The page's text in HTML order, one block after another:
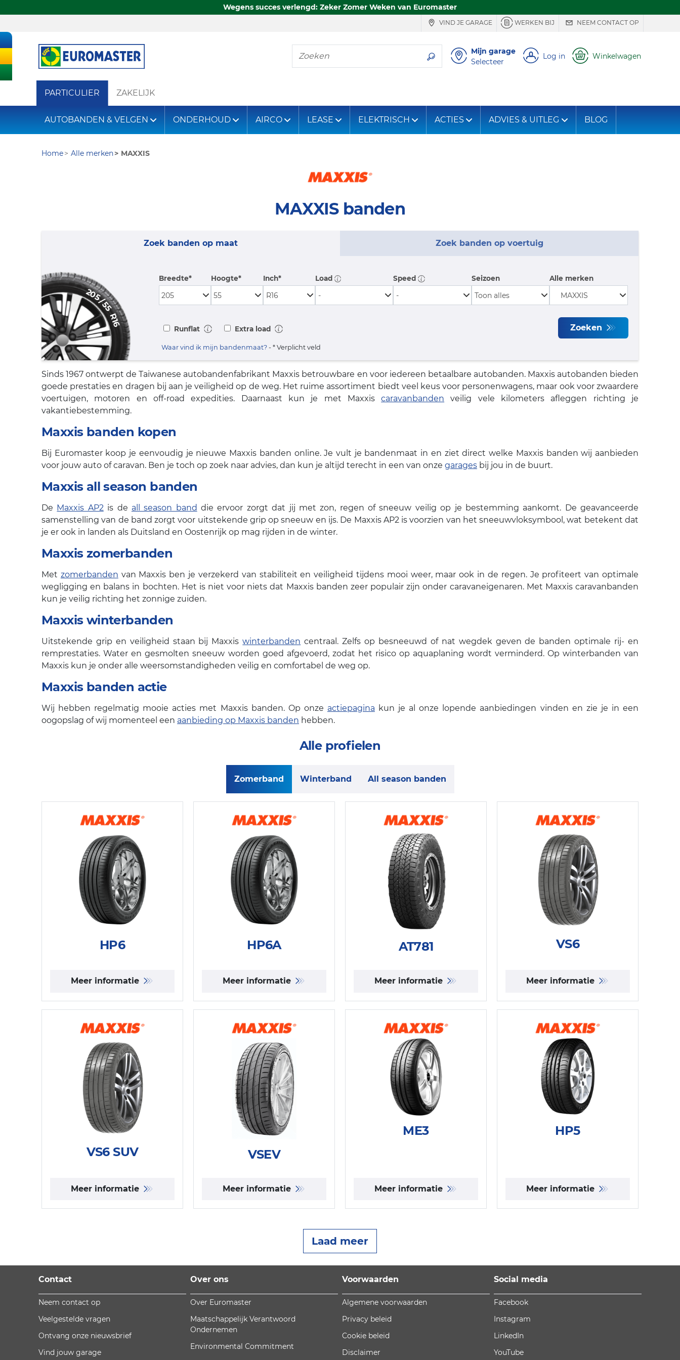
Wegens succes verlengd: Zeker Zomer Weken van Euromaster
VIND JE GARAGE WERKEN BIJ NEEM CONTACT OP
Zoeken
Mijn garage
Selecteer
Log in Winkelwagen
PARTICULIER ZAKELIJK
AUTOBANDEN & VELGEN ONDERHOUD AIRCO LEASE ELEKTRISCH ACTIES ADVIES & UITLEG BLOG
Home Alle merken MAXXIS
MAXXIS banden
Zoek banden op maat Zoek banden op voertuig
205/
55
R16
Breedte* Hoogte* Inch* Load Speed Seizoen Alle merken
Runflat Extra load Zoeken
Waar vind ik mijn bandenmaat? - * Verplicht veld
Sinds 1967 ontwerpt de Taiwanese autobandenfabrikant Maxxis betrouwbare en voor iedereen betaalbare autobanden. Maxxis autobanden bieden
goede prestaties en dragen bij aan je veiligheid op de weg. Het ruime assortiment biedt veel keus voor personenwagens, maar ook voor zwaardere
voertuigen, motoren en off-road expedities. Daarnaast kun je met Maxxiscaravanbanden veilig vele kilometers afleggen richting je
vakantiebestemming.
Maxxis banden kopen
Bij Euromaster koop je eenvoudig je nieuwe Maxxis banden online. Je vult je bandenmaat in en ziet direct welke Maxxis banden wij aanbieden
voor jouw auto of caravan. Ben je toch op zoek naar advies, dan kun je altijd terecht in een van onze garages bij jou in de buurt.
Maxxis all season banden
De Maxxis AP2is de all season band die ervoor zorgt dat jij met zon, regen of sneeuw veilig op je bestemming aankomt. De geavanceerde
samenstelling van de band zorgt voor uitstekende grip op sneeuw en ijs. De Maxxis AP2 is voorzien van het sneeuwvloksymbool, wat betekent dat
je er ook in landen als Duitsland en Oostenrijk op mag rijden in de winter.
Maxxis zomerbanden
Met zomerbanden van Maxxis ben je verzekerd van stabiliteit en veiligheid tijdens mooi weer, maar ook in de regen. Je profiteert van optimale
wegligging en balans in bochten. Het is niet voor niets dat Maxxis banden zeer populair zijn onder caravaneigenaren. Met Maxxis caravanbanden
kun je veilig richting het zonnige zuiden.
Maxxis winterbanden
Uitstekende grip en veiligheid staan bij Maxxiswinterbanden centraal. Zelfs op besneeuwd of nat wegdek geven de banden optimale rij- en
remprestaties. Water en gesmolten sneeuw worden goed afgevoerd, zodat het risico op aquaplaning wordt verminderd. Op winterbanden van
Maxxis kun je onder alle weersomstandigheden veilig en comfortabel de weg op.
Maxxis banden actie
Wij hebben regelmatig mooie acties met Maxxis banden. Op onze actiepagina kun je al onze lopende aanbiedingen vinden en zie je in een
oogopslag of wij momenteel een aanbieding op Maxxis banden hebben.
Alle profielen
Zomerband Winterband All season banden
HP6
Meer informatie
HP6A
Meer informatie
AT781
Meer informatie
VS6
Meer informatie
VS6 SUV
Meer informatie
VSEV
Meer informatie
ME3
Meer informatie
HP5
Meer informatie
Laad meer
Contact
Neem contact op
Veelgestelde vragen
Ontvang onze nieuwsbrief
Vind jouw garage
Over ons
Over Euromaster
Maatschappelijk Verantwoord
Ondernemen
Environmental Commitment
Voorwaarden
Algemene voorwaarden
Privacy beleid
Cookie beleid
Disclaimer
Social media
Facebook
Instagram
LinkedIn
YouTube